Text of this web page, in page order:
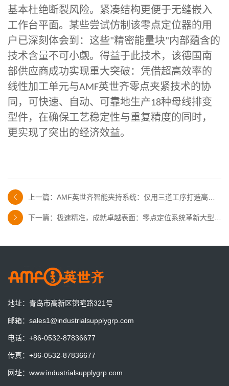
基本杜绝断裂风险。紧凑结构更便于无缝嵌入
工作台平面。某些尝试仿制该零点定位器的用
户已深刻体会到：这些"精密能量块"内部蕴含的
技术含量不可小觑。得益于此技术，该德国南
部供应商成功实现重大突破：凭借超高效率的
线性加工单元与AMF英世齐零点夹紧技术的协
同，可快速、自动、可靠地生产18种母线排变
型件，在确保工艺稳定性与重复精度的同时，
更实现了突出的经济效益。
上一篇：AMF英世齐智能夹持系统：仅用三道工序打造高精
印刷机框架
下一篇：极速精准，成就卓越表面：零点定位系统革新大型工
地址： 青岛市高新区锦暄路321号
邮箱： sales1@industrialsupplygrp.com
电话： +86-0532-87836677
传真： +86-0532-87836677
网址： www.industrialsupplygrp.com
更好的适应工业4.0的要求
AMF零点定位系统增加夹紧信号检测，与机器人和机床完美贴合，
一套预调站一天到底能节省多少时间？算一笔账就明白了
的更有价值。
零点定位系统为什么能做到0.003mm重复定位？
重复定位精度是否等于加工精度？一次讲清原理、价值以及容易混
企业什么时候应该考虑配置机外预调站？这5种情况值得关注
产现场出现这些情况时，也许是时候重新思考工艺流程了。
设备越先进，真正拉开差距的是装夹效率。了解AMF零点定位系统